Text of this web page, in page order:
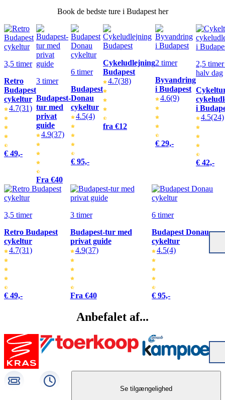
Book de bedste ture i Budapest her
3,5 timer
Retro
Budapest
cykeltur
4.7(31)
€ 49,-
3 timer
Budapest-
tur med
privat
guide
4.9(37)
Fra €40
6 timer
Budapest
Donau
cykeltur
4.5(4)
€ 95,-
Cykeludlejning
Budapest
4.7(38)
fra €12
2 timer
Byvandring
i Budapest
4.6(9)
€ 29,-
2,5
halv dag
i
4.5(24)
€ 42,-
3,5 timer
Retro Budapest
cykeltur
4.7(31)
€ 49,-
3 timer
Budapest-tur med
privat guide
4.9(37)
Fra €40
6 timer
Budapest Donau
cykeltur
4.5(4)
€ 95,-
Anbefalet af...
Se tilgængelighed